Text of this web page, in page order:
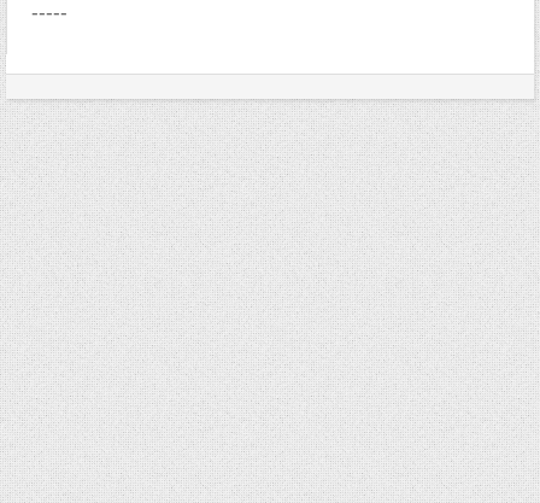
-----